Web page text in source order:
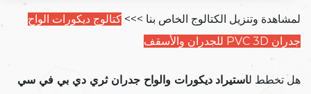
لمشاهدة وتنزيل الكتالوج الخاص بنا >>> كتالوج ديكورات الواح
جدران PVC 3D للجدران والأسقف
هل تخطط لاستيراد ديكورات والواح جدران ثري دي بي في سي